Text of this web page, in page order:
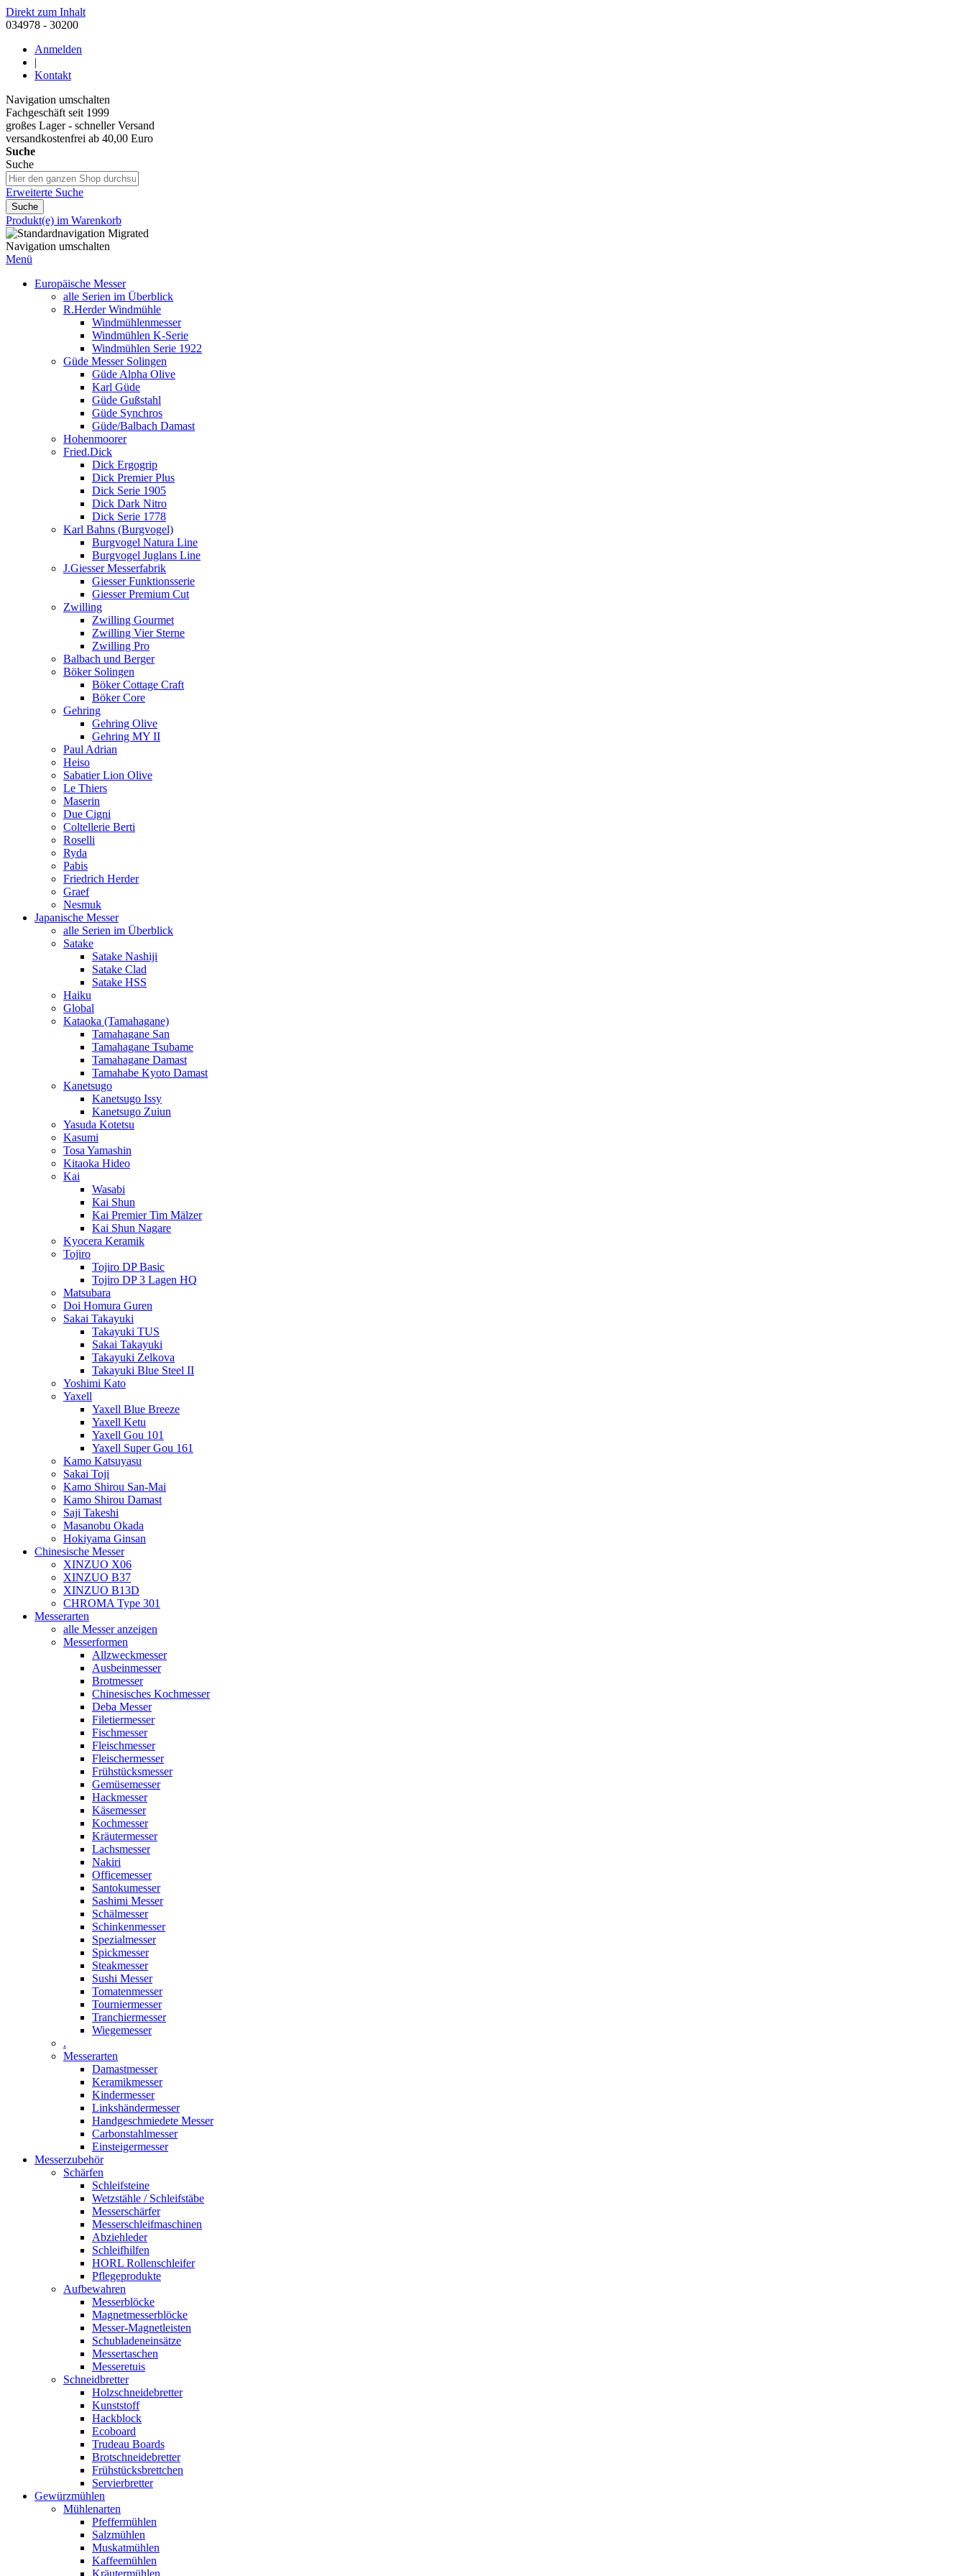
Direkt zum Inhalt
034978 - 30200
Anmelden
|
Kontakt
Navigation umschalten
Fachgeschäft seit 1999
großes Lager - schneller Versand
versandkostenfrei ab 40,00 Euro
Suche
Suche
Erweiterte Suche
Suche
Produkt(e) im Warenkorb
Navigation umschalten
Menü
Europäische Messer
alle Serien im Überblick
R.Herder Windmühle
Windmühlenmesser
Windmühlen K-Serie
Windmühlen Serie 1922
Güde Messer Solingen
Güde Alpha Olive
Karl Güde
Güde Gußstahl
Güde Synchros
Güde/Balbach Damast
Hohenmoorer
Fried.Dick
Dick Ergogrip
Dick Premier Plus
Dick Serie 1905
Dick Dark Nitro
Dick Serie 1778
Karl Bahns (Burgvogel)
Burgvogel Natura Line
Burgvogel Juglans Line
J.Giesser Messerfabrik
Giesser Funktionsserie
Giesser Premium Cut
Zwilling
Zwilling Gourmet
Zwilling Vier Sterne
Zwilling Pro
Balbach und Berger
Böker Solingen
Böker Cottage Craft
Böker Core
Gehring
Gehring Olive
Gehring MY II
Paul Adrian
Heiso
Sabatier Lion Olive
Le Thiers
Maserin
Due Cigni
Coltellerie Berti
Roselli
Ryda
Pabis
Friedrich Herder
Graef
Nesmuk
Japanische Messer
alle Serien im Überblick
Satake
Satake Nashiji
Satake Clad
Satake HSS
Haiku
Global
Kataoka (Tamahagane)
Tamahagane San
Tamahagane Tsubame
Tamahagane Damast
Tamahabe Kyoto Damast
Kanetsugo
Kanetsugo Issy
Kanetsugo Zuiun
Yasuda Kotetsu
Kasumi
Tosa Yamashin
Kitaoka Hideo
Kai
Wasabi
Kai Shun
Kai Premier Tim Mälzer
Kai Shun Nagare
Kyocera Keramik
Tojiro
Tojiro DP Basic
Tojiro DP 3 Lagen HQ
Matsubara
Doi Homura Guren
Sakai Takayuki
Takayuki TUS
Sakai Takayuki
Takayuki Zelkova
Takayuki Blue Steel II
Yoshimi Kato
Yaxell
Yaxell Blue Breeze
Yaxell Ketu
Yaxell Gou 101
Yaxell Super Gou 161
Kamo Katsuyasu
Sakai Toji
Kamo Shirou San-Mai
Kamo Shirou Damast
Saji Takeshi
Masanobu Okada
Hokiyama Ginsan
Chinesische Messer
XINZUO X06
XINZUO B37
XINZUO B13D
CHROMA Type 301
Messerarten
alle Messer anzeigen
Messerformen
Allzweckmesser
Ausbeinmesser
Brotmesser
Chinesisches Kochmesser
Deba Messer
Filetiermesser
Fischmesser
Fleischmesser
Fleischermesser
Frühstücksmesser
Gemüsemesser
Hackmesser
Käsemesser
Kochmesser
Kräutermesser
Lachsmesser
Nakiri
Officemesser
Santokumesser
Sashimi Messer
Schälmesser
Schinkenmesser
Spezialmesser
Spickmesser
Steakmesser
Sushi Messer
Tomatenmesser
Tourniermesser
Tranchiermesser
Wiegemesser
.
Messerarten
Damastmesser
Keramikmesser
Kindermesser
Linkshändermesser
Handgeschmiedete Messer
Carbonstahlmesser
Einsteigermesser
Messerzubehör
Schärfen
Schleifsteine
Wetzstähle / Schleifstäbe
Messerschärfer
Messerschleifmaschinen
Abziehleder
Schleifhilfen
HORL Rollenschleifer
Pflegeprodukte
Aufbewahren
Messerblöcke
Magnetmesserblöcke
Messer-Magnetleisten
Schubladeneinsätze
Messertaschen
Messeretuis
Schneidbretter
Holzschneidebretter
Kunststoff
Hackblock
Ecoboard
Trudeau Boards
Brotschneidebretter
Frühstücksbrettchen
Servierbretter
Gewürzmühlen
Mühlenarten
Pfeffermühlen
Salzmühlen
Muskatmühlen
Kaffeemühlen
Kräutermühlen